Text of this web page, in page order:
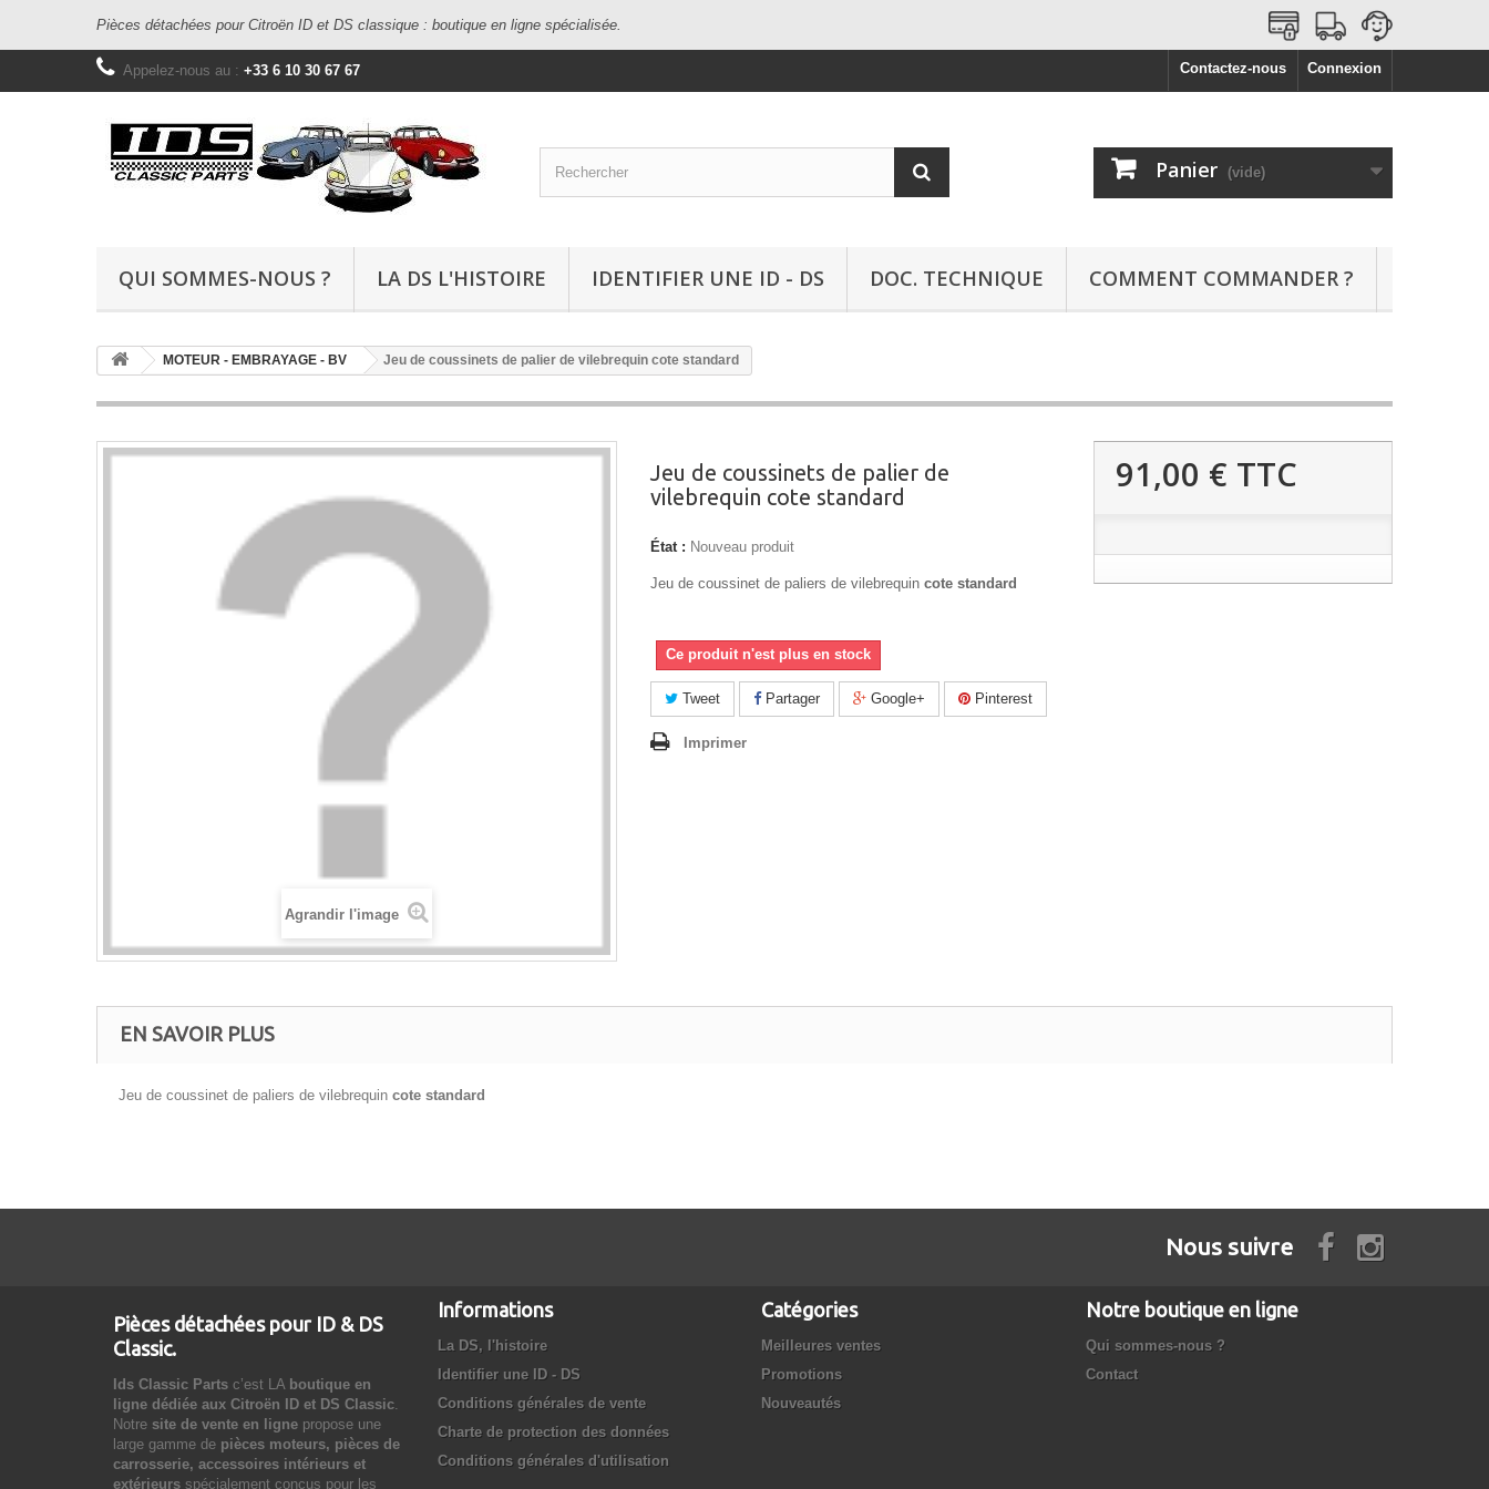
Pièces détachées pour Citroën ID et DS classique : boutique en ligne spécialisée.
Connexion
Contactez-nous
Appelez-nous au : +33 6 10 30 67 67
Panier (vide)
QUI SOMMES-NOUS ? LA DS L'HISTOIRE IDENTIFIER UNE ID - DS DOC. TECHNIQUE COMMENT COMMANDER ?
MOTEUR - EMBRAYAGE - BV Jeu de coussinets de palier de vilebrequin cote standard
Agrandir l'image
Jeu de coussinets de palier de
vilebrequin cote standard
État : Nouveau produit
Jeu de coussinet de paliers de vilebrequin cote standard
Ce produit n'est plus en stock
Tweet Partager Google+ Pinterest
Imprimer
91,00 € TTC
EN SAVOIR PLUS
Jeu de coussinet de paliers de vilebrequin cote standard
Nous suivre
Pièces détachées pour ID & DS
Classic.
Ids Classic Parts c’est LA boutique en
ligne dédiée aux Citroën ID et DS Classic.
Notre site de vente en ligne propose une
large gamme de pièces moteurs, pièces de
carrosserie, accessoires intérieurs et
extérieurs spécialement conçus pour les
Informations
La DS, l'histoire
Identifier une ID - DS
Conditions générales de vente
Charte de protection des données
Conditions générales d'utilisation
Catégories
Meilleures ventes
Promotions
Nouveautés
Notre boutique en ligne
Qui sommes-nous ?
Contact